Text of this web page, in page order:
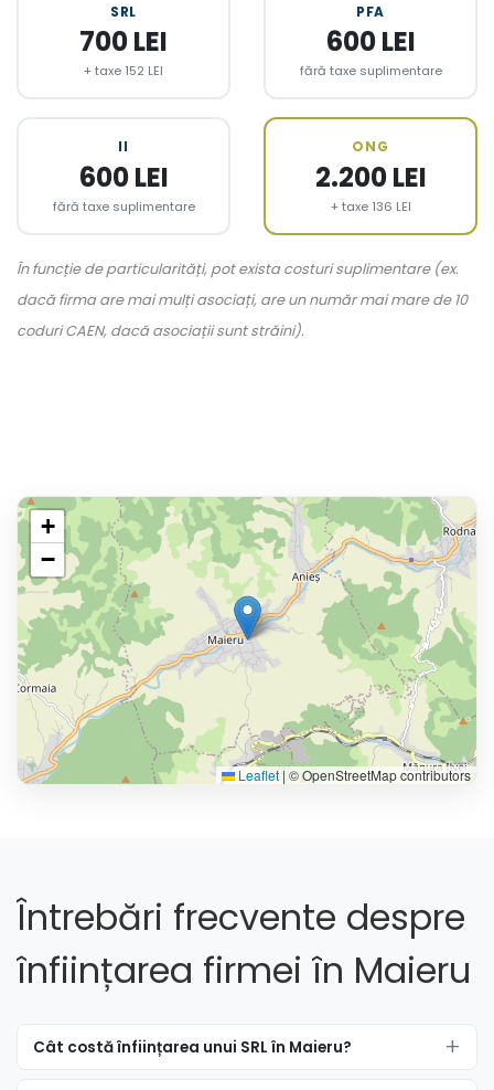
SRL
700 LEI
+ taxe 152 LEI
PFA
600 LEI
fără taxe suplimentare
II
600 LEI
fără taxe suplimentare
ONG
2.200 LEI
+ taxe 136 LEI
În funcție de particularități, pot exista costuri suplimentare (ex.
dacă firma are mai mulți asociați, are un număr mai mare de 10
coduri CAEN, dacă asociații sunt străini).
+
−
Leaflet | © OpenStreetMap contributors
Întrebări frecvente despre
înființarea firmei în Maieru
Cât costă înființarea unui SRL în Maieru?